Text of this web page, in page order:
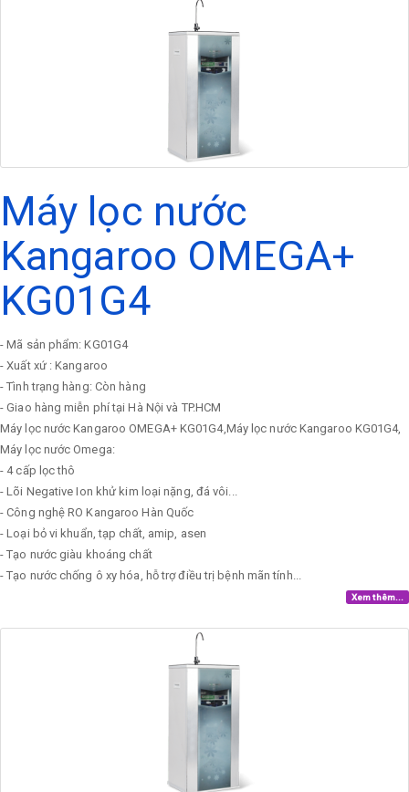
Máy lọc nước
Kangaroo OMEGA+
KG01G4
- Mã sản phẩm: KG01G4
- Xuất xứ : Kangaroo
- Tình trạng hàng: Còn hàng
- Giao hàng miễn phí tại Hà Nội và TP.HCM
Máy lọc nước Kangaroo OMEGA+ KG01G4,Máy lọc nước Kangaroo KG01G4,
Máy lọc nước Omega:
- 4 cấp lọc thô
- Lõi Negative Ion khử kim loại nặng, đá vôi...
- Công nghệ RO Kangaroo Hàn Quốc
- Loại bỏ vi khuẩn, tạp chất, amip, asen
- Tạo nước giàu khoáng chất
- Tạo nước chống ô xy hóa, hỗ trợ điều trị bệnh mãn tính...
Xem thêm...